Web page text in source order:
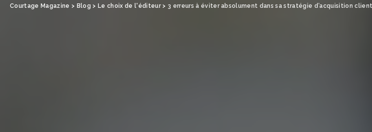
Courtage Magazine > Blog > Le choix de l'éditeur> 3 erreurs à éviter absolument dans sa stratégie d’acquisition